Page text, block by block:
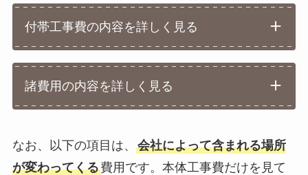
付帯工事費の内容を詳しく見る
諸費用の内容を詳しく見る
なお、以下の項目は、 会社によって含まれる場所
が変わってくる費用です。本体工事費だけを見て